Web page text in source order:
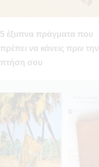
5 έξυπνα πράγματα που
πρέπει να κάνεις πριν την
πτήση σου